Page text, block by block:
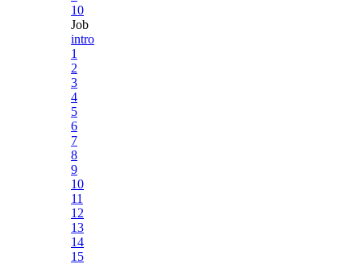
10
Job
intro
1
2
3
4
5
6
7
8
9
10
11
12
13
14
15